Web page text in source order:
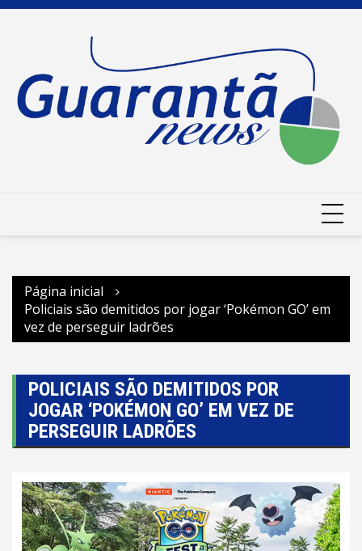
Ir
Página inicial
Policiais são demitidos por jogar ‘Pokémon GO’ em
vez de perseguir ladrões
POLICIAIS SÃO DEMITIDOS POR
JOGAR ‘POKÉMON GO’ EM VEZ DE
PERSEGUIR LADRÕES